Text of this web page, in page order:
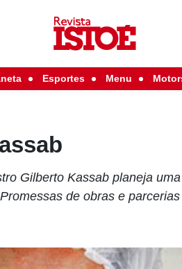
Esportes Menu
Gilberto Kassab planeja
de obras e